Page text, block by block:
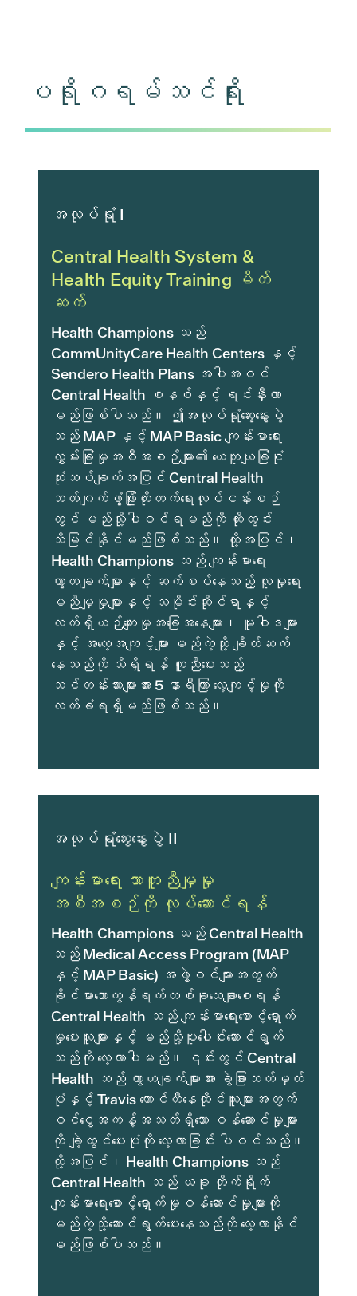
ပရိုဂရမ်သင်ရိုး
အလုပ်ရုံ I
Central Health System &
Health Equity Training မိတ်
ဆက်
Health Champions သည်
CommUnityCare Health Centers နှင့်
Sendero Health Plans အပါအဝင်
Central Health စနစ်နှင့် ရင်းနှီးလာ
မည်ဖြစ်ပါသည်။ ဤအလုပ်ရုံဆွေးနွေးပွဲ
သည် MAP နှင့် MAP Basic ကျန်းမာရေး
လွှမ်းခြုံမှုအစီအစဉ်များ၏ ယေဘူယျခြုံငုံ
သုံးသပ်ချက်အပြင် Central Health
ဘတ်ဂျက်ဖွံ့ဖြိုးတိုးတက်ရေးလုပ်ငန်းစဉ်
တွင် မည်သို့ပါဝင်ရမည်ကို ထိုးထွင်း
သိမြင်နိုင်မည်ဖြစ်သည်။ ထို့အပြင်၊
Health Champions သည် ကျန်းမာရေး
ကွာဟချက်များနှင့် ဆက်စပ်နေသည့် လူမှုရေး
မညီမျှမှုများနှင့် သမိုင်းဆိုင်ရာနှင့်
လက်ရှိယဉ်ကျေးမှုအခြေအနေများ၊ မူဝါဒများ
နှင့် အလေ့အကျင့်များ မည်ကဲ့သို့ ချိတ်ဆက်
နေသည်ကို သိရှိရန် ကူညီပေးသည့်
သင်တန်းသားများအား 5 နာရီကြာ လေ့ကျင့်မှုကို
လက်ခံရရှိမည်ဖြစ်သည်။
အလုပ်ရုံဆွေးနွေးပွဲ II
ကျန်းမာရေး သာတူညီမျှမှု
အစီအစဉ်ကို လုပ်ဆောင်ရန်
Health Champions သည် Central Health
သည် Medical Access Program (MAP
နှင့် MAP Basic) အဖွဲ့ဝင်များအတွက်
ခိုင်မာသောကွန်ရက်တစ်ခုသေချာစေရန်
Central Health သည် ကျန်းမာရေးစောင့်ရှောက်
မှုပေးသူများနှင့် မည်သို့ပူးပေါင်းဆောင်ရွက်
သည်ကို လေ့လာပါမည်။ ၎င်းတွင် Central
Health သည် ကွာဟချက်များအား ခွဲခြားသတ်မှတ်
ပုံနှင့် Travis ကောင်တီနေထိုင်သူများအတွက်
ဝင်ငွေအကန့်အသတ်ရှိသော ဝန်ဆောင်မှုများ
ကို ချဲ့ထွင်ပေးပုံကို လေ့လာခြင်း ပါဝင်သည်။
ထို့အပြင်၊ Health Champions သည်
Central Health သည် ယခု တိုက်ရိုက်
ကျန်းမာရေးစောင့်ရှောက်မှုဝန်ဆောင်မှုများကို
မည်ကဲ့သို့ဆောင်ရွက်ပေးနေသည်ကို လေ့လာနိုင်
မည်ဖြစ်ပါသည်။